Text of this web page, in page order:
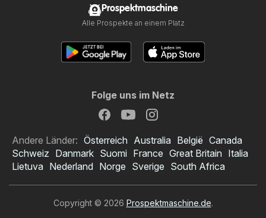
Prospektmaschine
Alle Prospekte an einem Platz
Folge uns im Netz
Andere Länder: Österreich Australia België Canada
Schweiz Danmark Suomi France Great Britain Italia
Lietuva Nederland Norge Sverige South Africa
Copyright © 2026 Prospektmaschine.de.